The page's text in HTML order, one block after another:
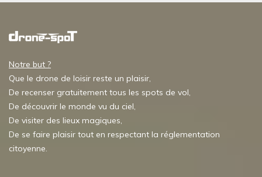
Notre but ?
Que le drone de loisir reste un plaisir,
De recenser gratuitement tous les spots de vol,
De découvrir le monde vu du ciel,
De visiter des lieux magiques,
De se faire plaisir tout en respectant la réglementation
citoyenne.